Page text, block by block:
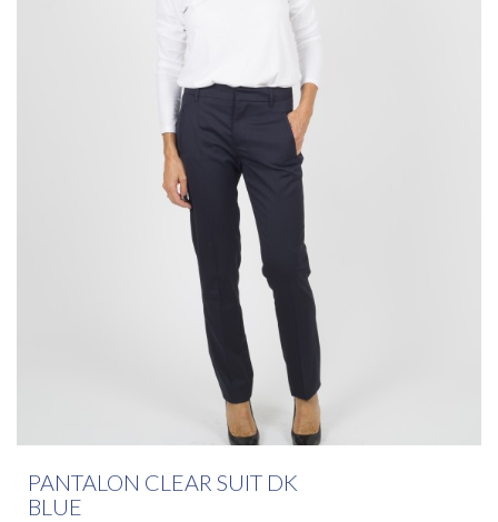
PANTALON CLEAR SUIT DK
BLUE